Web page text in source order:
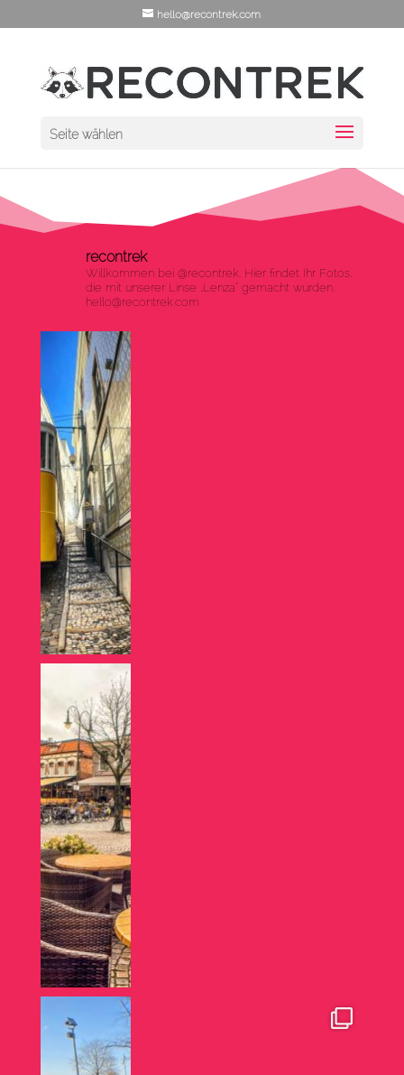
hello@recontrek.com
Seite wählen
recontrek
Willkommen bei @recontrek. Hier findet Ihr Fotos,
die mit unserer Linse „Lenza“ gemacht wurden.
hello@recontrek.com